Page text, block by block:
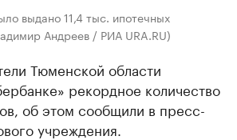
выдано 11,4 тыс. ипотечных
Андреев / РИА URA.RU)
Тюменской области
рекордное количество
об этом сообщили в пресс-
учреждения.